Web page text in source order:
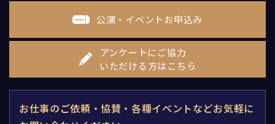
公演・イベントお申込み
アンケートにご協力
いただける方はこちら
お仕事のご依頼・協賛・各種イベントなどお気軽に